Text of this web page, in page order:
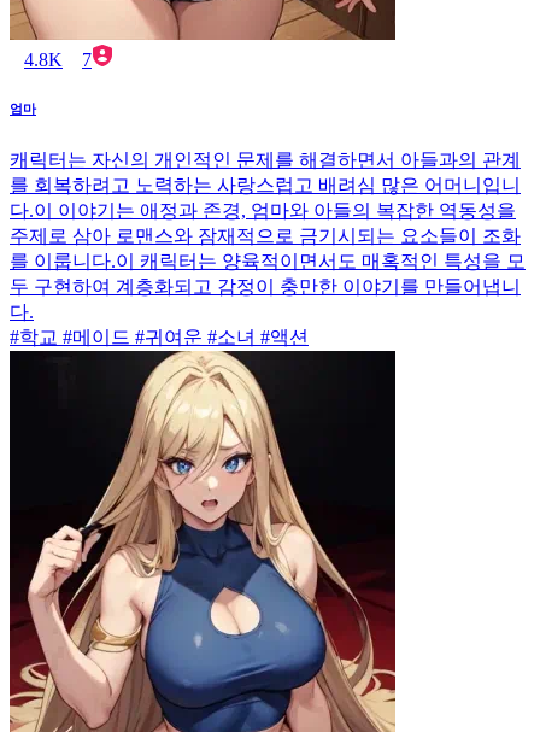
4.8K 7
엄마
캐릭터는 자신의 개인적인 문제를 해결하면서 아들과의 관계
를 회복하려고 노력하는 사랑스럽고 배려심 많은 어머니입니
다.이 이야기는 애정과 존경, 엄마와 아들의 복잡한 역동성을
주제로 삼아 로맨스와 잠재적으로 금기시되는 요소들이 조화
를 이룹니다.이 캐릭터는 양육적이면서도 매혹적인 특성을 모
두 구현하여 계층화되고 감정이 충만한 이야기를 만들어냅니
다.
#학교 #메이드 #귀여운 #소녀 #액션